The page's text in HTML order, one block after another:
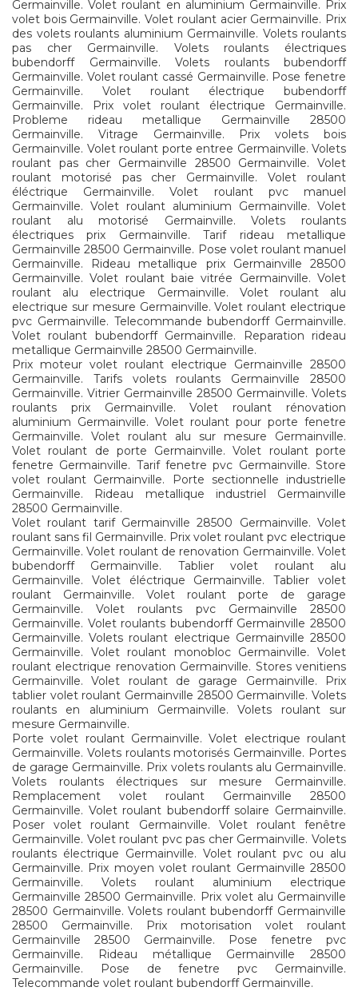
Germainville. Volet roulant en aluminium Germainville. Prix
volet bois Germainville. Volet roulant acier Germainville. Prix
des volets roulants aluminium Germainville. Volets roulants
pas cher Germainville. Volets roulants électriques
bubendorff Germainville. Volets roulants bubendorff
Germainville. Volet roulant cassé Germainville. Pose fenetre
Germainville. Volet roulant électrique bubendorff
Germainville. Prix volet roulant électrique Germainville.
Probleme rideau metallique Germainville 28500
Germainville. Vitrage Germainville. Prix volets bois
Germainville. Volet roulant porte entree Germainville. Volets
roulant pas cher Germainville 28500 Germainville. Volet
roulant motorisé pas cher Germainville. Volet roulant
éléctrique Germainville. Volet roulant pvc manuel
Germainville. Volet roulant aluminium Germainville. Volet
roulant alu motorisé Germainville. Volets roulants
électriques prix Germainville. Tarif rideau metallique
Germainville 28500 Germainville. Pose volet roulant manuel
Germainville. Rideau metallique prix Germainville 28500
Germainville. Volet roulant baie vitrée Germainville. Volet
roulant alu electrique Germainville. Volet roulant alu
electrique sur mesure Germainville. Volet roulant electrique
pvc Germainville. Telecommande bubendorff Germainville.
Volet roulant bubendorff Germainville. Reparation rideau
metallique Germainville 28500 Germainville.
Prix moteur volet roulant electrique Germainville 28500
Germainville. Tarifs volets roulants Germainville 28500
Germainville. Vitrier Germainville 28500 Germainville. Volets
roulants prix Germainville. Volet roulant rénovation
aluminium Germainville. Volet roulant pour porte fenetre
Germainville. Volet roulant alu sur mesure Germainville.
Volet roulant de porte Germainville. Volet roulant porte
fenetre Germainville. Tarif fenetre pvc Germainville. Store
volet roulant Germainville. Porte sectionnelle industrielle
Germainville. Rideau metallique industriel Germainville
28500 Germainville.
Volet roulant tarif Germainville 28500 Germainville. Volet
roulant sans fil Germainville. Prix volet roulant pvc electrique
Germainville. Volet roulant de renovation Germainville. Volet
bubendorff Germainville. Tablier volet roulant alu
Germainville. Volet éléctrique Germainville. Tablier volet
roulant Germainville. Volet roulant porte de garage
Germainville. Volet roulants pvc Germainville 28500
Germainville. Volet roulants bubendorff Germainville 28500
Germainville. Volets roulant electrique Germainville 28500
Germainville. Volet roulant monobloc Germainville. Volet
roulant electrique renovation Germainville. Stores venitiens
Germainville. Volet roulant de garage Germainville. Prix
tablier volet roulant Germainville 28500 Germainville. Volets
roulants en aluminium Germainville. Volets roulant sur
mesure Germainville.
Porte volet roulant Germainville. Volet electrique roulant
Germainville. Volets roulants motorisés Germainville. Portes
de garage Germainville. Prix volets roulants alu Germainville.
Volets roulants électriques sur mesure Germainville.
Remplacement volet roulant Germainville 28500
Germainville. Volet roulant bubendorff solaire Germainville.
Poser volet roulant Germainville. Volet roulant fenêtre
Germainville. Volet roulant pvc pas cher Germainville. Volets
roulants électrique Germainville. Volet roulant pvc ou alu
Germainville. Prix moyen volet roulant Germainville 28500
Germainville. Volets roulant aluminium electrique
Germainville 28500 Germainville. Prix volet alu Germainville
28500 Germainville. Volets roulant bubendorff Germainville
28500 Germainville. Prix motorisation volet roulant
Germainville 28500 Germainville. Pose fenetre pvc
Germainville. Rideau métallique Germainville 28500
Germainville. Pose de fenetre pvc Germainville.
Telecommande volet roulant bubendorff Germainville.